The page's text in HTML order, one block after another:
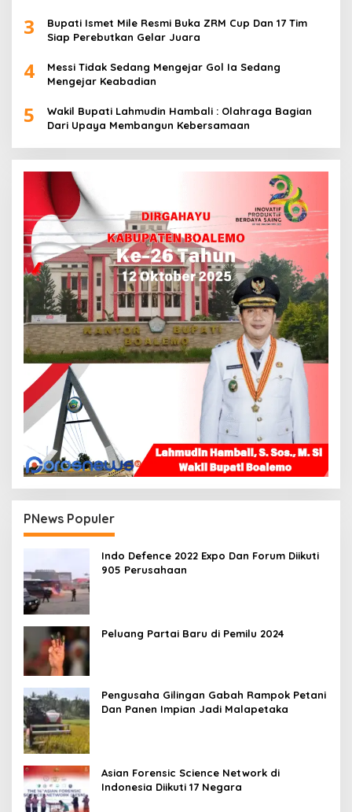
3
Bupati Ismet Mile Resmi Buka ZRM Cup Dan 17 Tim
Siap Perebutkan Gelar Juara
4
Messi Tidak Sedang Mengejar Gol Ia Sedang
Mengejar Keabadian
5
Wakil Bupati Lahmudin Hambali : Olahraga Bagian
Dari Upaya Membangun Kebersamaan
PNews Populer
Indo Defence 2022 Expo Dan Forum Diikuti
905 Perusahaan
Peluang Partai Baru di Pemilu 2024
Pengusaha Gilingan Gabah Rampok Petani
Dan Panen Impian Jadi Malapetaka
Asian Forensic Science Network di
Indonesia Diikuti 17 Negara